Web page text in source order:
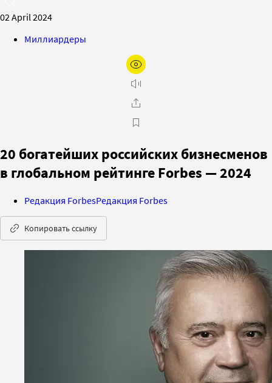
02 April 2024
Миллиардеры
20 богатейших российских бизнесменов
в глобальном рейтинге Forbes — 2024
Редакция ForbesРедакция Forbes
Копировать ссылку